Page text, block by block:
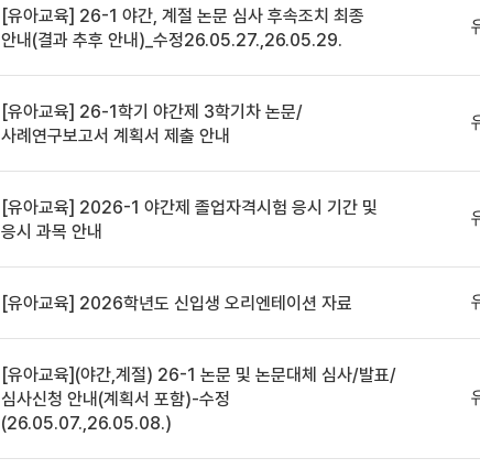
일반
[유아교육] 26-1 야간, 계절 논문 심사 후속조치 최종
안내(결과 추후 안내)_수정26.05.27.,26.05.29.
일반
[유아교육] 26-1학기 야간제 3학기차 논문/
사례연구보고서 계획서 제출 안내
일반
[유아교육] 2026-1 야간제 졸업자격시험 응시 기간 및
응시 과목 안내
일반
[유아교육] 2026학년도 신입생 오리엔테이션 자료
일반
[유아교육](야간,계절) 26-1 논문 및 논문대체 심사/발표/
심사신청 안내(계획서 포함)-수정
(26.05.07.,26.05.08.)